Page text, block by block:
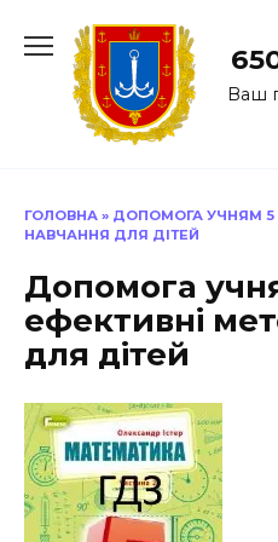
до
Ваш
ГОЛОВНА » ДОПОМОГА УЧНЯМ 5
НАВЧАННЯ ДЛЯ ДІТЕЙ
Допомога
ефективні
для дітей